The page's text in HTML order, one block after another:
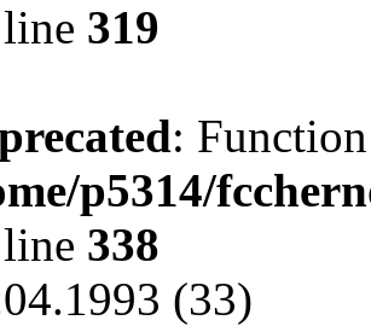
319
:
p5314/
338
(33)